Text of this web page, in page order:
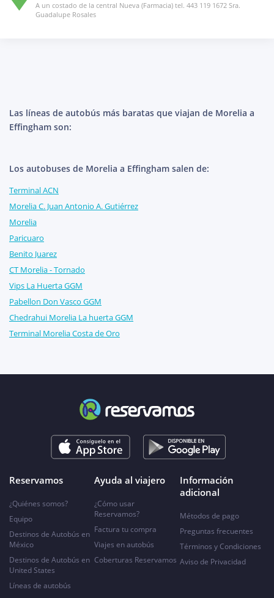
A un costado de la central Nueva (Farmacia) tel. 443 119 1672 Sra.
Guadalupe Rosales
Las líneas de autobús más baratas que viajan de Morelia a
Effingham son:
Los autobuses de Morelia a Effingham salen de:
Terminal ACN
Morelia C. Juan Antonio A. Gutiérrez
Morelia
Paricuaro
Benito Juarez
CT Morelia - Tornado
Vips La Huerta GGM
Pabellon Don Vasco GGM
Chedrahui Morelia La huerta GGM
Terminal Morelia Costa de Oro
Reservamos
¿Quiénes somos?
Equipo
Destinos de Autobús en
México
Destinos de Autobús en
United States
Líneas de autobús
Ayuda al viajero
¿Cómo usar
Reservamos?
Factura tu compra
Viajes en autobús
Coberturas Reservamos
Información
adicional
Métodos de pago
Preguntas frecuentes
Términos y Condiciones
Aviso de Privacidad